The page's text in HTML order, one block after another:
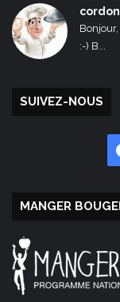
:-) B...
SUIVEZ-NOUS
MANGER